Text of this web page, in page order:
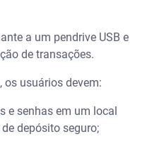
a um pendrive USB e
de transações.
os usuários devem:
e senhas em um local
depósito seguro;